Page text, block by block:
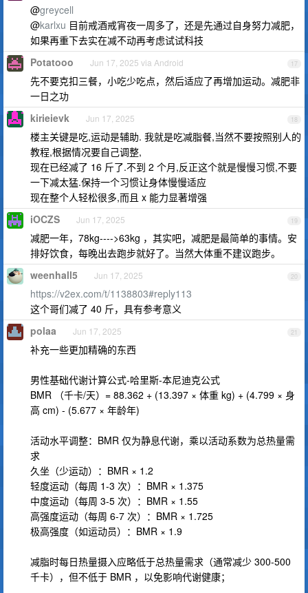
@greycell
@karlxu 目前戒酒戒宵夜一周多了，还是先通过自身努力减肥，
如果再重下去实在减不动再考虑试试科技
17
Potatooo Jun 17, 2025 via Android
先不要克扣三餐，小吃少吃点，然后适应了再增加运动。减肥非
一日之功
18
kirieievk Jun 17, 2025
楼主关键是吃,运动是辅助. 我就是吃减脂餐,当然不要按照别人的
教程,根据情况要自己调整,
现在已经减了 16 斤了.不到 2 个月,反正这个就是慢慢习惯,不要
一下减太猛.保持一个习惯让身体慢慢适应
现在整个人轻松很多,而且 x 能力显著增强
19
iOCZS Jun 17, 2025
减肥一年，78kg---->63kg ，其实吧，减肥是最简单的事情。安
排好饮食，每晚出去跑步就好了。当然大体重不建议跑步。
20
weenhall5 Jun 17, 2025
https://v2ex.com/t/1138803#reply113
这个哥们减了 40 斤，具有参考意义
21
polaa Jun 17, 2025
补充一些更加精确的东西
男性基础代谢计算公式-哈里斯-本尼迪克公式
BMR （千卡/天）= 88.362 + (13.397 × 体重 kg) + (4.799 × 身
高 cm) - (5.677 × 年龄年)
活动水平调整：BMR 仅为静息代谢，乘以活动系数为总热量需
求
久坐（少运动）：BMR × 1.2
轻度运动（每周 1-3 次）：BMR × 1.375
中度运动（每周 3-5 次）：BMR × 1.55
高强度运动（每周 6-7 次）：BMR × 1.725
极高强度（如运动员）：BMR × 1.9
减脂时每日热量摄入应略低于总热量需求（通常减少 300-500
千卡），但不低于 BMR ，以免影响代谢健康；